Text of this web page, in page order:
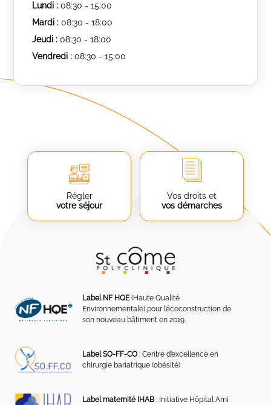
Lundi : 08:30 - 15:00
Mardi : 08:30 - 18:00
Jeudi : 08:30 - 18:00
Vendredi : 08:30 - 15:00
Régler
votre séjour
Vos droits et
vos démarches
Label NF HQE(Haute Qualité
Environnementale) pour l’écoconstruction de
son nouveau bâtiment en 2019.
Label SO-FF-CO : Centre d’excellence en
chirurgie bariatrique (obésité)
Label maternité IHAB : Initiative Hôpital Ami